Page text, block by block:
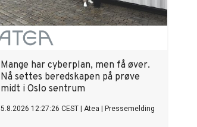
Mange har cyberplan, men få øver.
Nå settes beredskapen på prøve
midt i Oslo sentrum
5.8.2026 12:27:26 CEST Atea Pressemelding